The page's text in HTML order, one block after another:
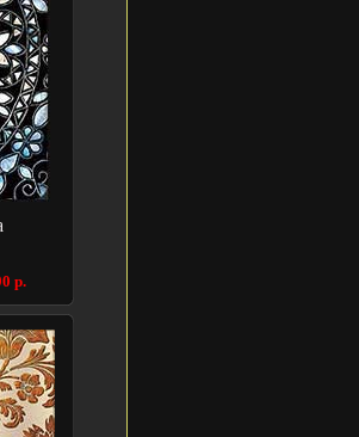
р.